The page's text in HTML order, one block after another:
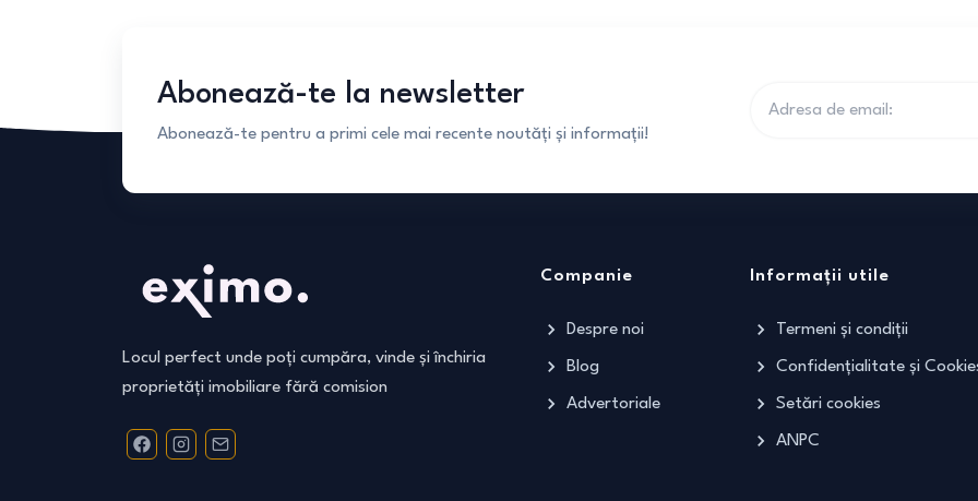
Abonează-te la newsletter
Abonează-te pentru a primi cele mai recente noutăți și informații!
Locul perfect unde poți cumpăra, vinde și închiria
proprietăți imobiliare fără comision
Companie
Despre noi
Blog
Advertoriale
Informații utile
Termeni și condiții
Confidențialitate și
Setări cookies
ANPC